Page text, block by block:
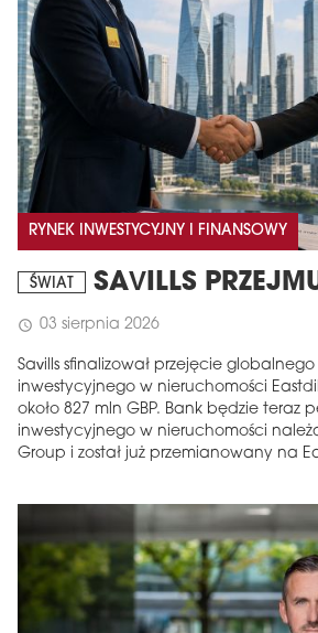
RYNEK INWESTYCYJNY I FINANSOWY
ŚWIAT SAVILLS
schedule 03 sierpnia 2026
Savills sfinalizował przejęcie
inwestycyjnego w nieruchomości
około 827 mln GBP. Bank będzie teraz
inwestycyjnego w nieruchomości
Group i został już przemianowany na